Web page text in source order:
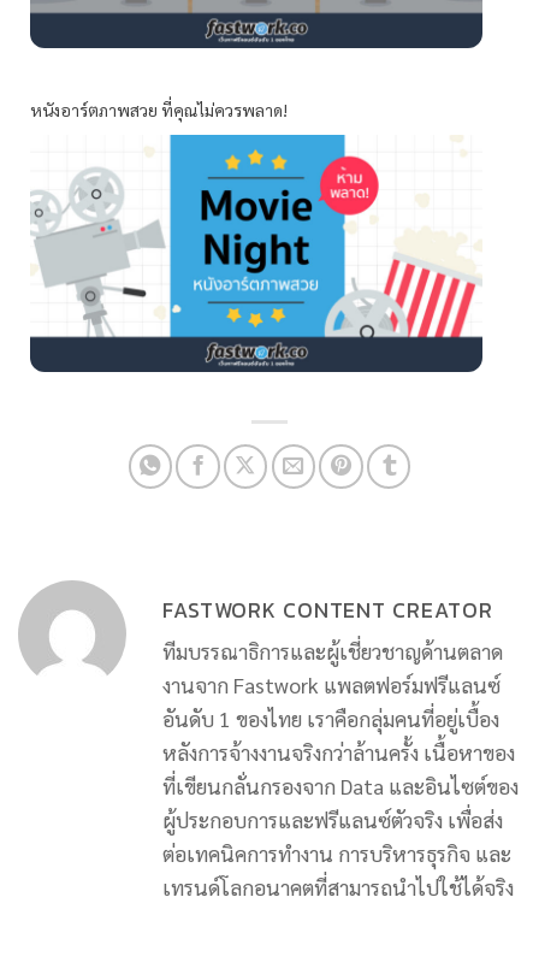
หนังอาร์ตภาพสวย ที่คุณไม่ควรพลาด!
FASTWORK CONTENT CREATOR
ทีมบรรณาธิการและผู้เชี่ยวชาญด้านตลาด
งานจาก Fastwork แพลตฟอร์มฟรีแลนซ์
อันดับ 1 ของไทย เราคือกลุ่มคนที่อยู่เบื้อง
หลังการจ้างงานจริงกว่าล้านครั้ง เนื้อหาของ
ที่เขียนกลั่นกรองจาก Data และอินไซต์ของ
ผู้ประกอบการและฟรีแลนซ์ตัวจริง เพื่อส่ง
ต่อเทคนิคการทำงาน การบริหารธุรกิจ และ
เทรนด์โลกอนาคตที่สามารถนำไปใช้ได้จริง